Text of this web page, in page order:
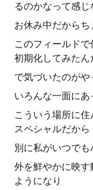
るのかなって感
お休み中だから
このフィールド
初期化してみたん
で気づいたのが
いろんな一面に
こういう場所に
スペシャルだから
別に私がいつで
外を鮮やかに映す
ようになり